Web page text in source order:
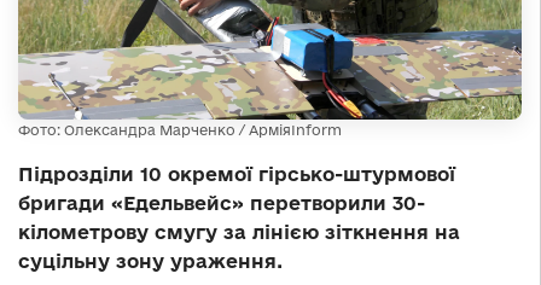
Фото: Олександра Марченко / АрміяInform
Підрозділи 10 окремої гірсько-штурмової
бригади «Едельвейс» перетворили 30-
кілометрову смугу за лінією зіткнення на
суцільну зону ураження.